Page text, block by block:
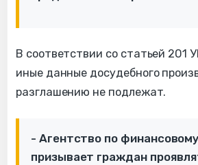
В соответствии со статьей 201
иные данные досудебного
разглашению не подлежат.
- Агентство по
призывает граждан